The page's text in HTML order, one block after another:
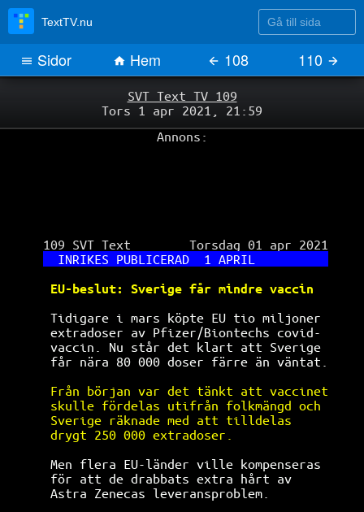
SVT Text TV 109
Tors 1 apr 2021, 21:59
Annons:
109 SVT Text        Torsdag 01 apr 2021
INRIKES PUBLICERAD  1 APRIL
EU-beslut: Sverige får mindre vaccin
Tidigare i mars köpte EU tio miljoner
extradoser av Pfizer/Biontechs covid-
vaccin. Nu står det klart att Sverige
får nära 80 000 doser färre än väntat.
Från början var det tänkt att vaccinet
skulle fördelas utifrån folkmängd och
Sverige räknade med att tilldelas
drygt 250 000 extradoser.
Men flera EU-länder ville kompenseras
för att de drabbats extra hårt av
Astra Zenecas leveransproblem.
TextTV.nu Gå till sida
Sidor Hem 108 110